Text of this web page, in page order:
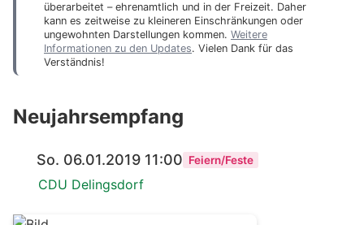
überarbeitet – ehrenamtlich und in der Freizeit. Daher
kann es zeitweise zu kleineren Einschränkungen oder
ungewohnten Darstellungen kommen. Weitere
Informationen zu den Updates. Vielen Dank für das
Verständnis!
Neujahrsempfang
So. 06.01.2019 11:00 Feiern/Feste
CDU Delingsdorf